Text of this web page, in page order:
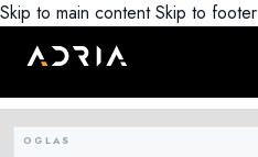
Skip to main content Skip to footer